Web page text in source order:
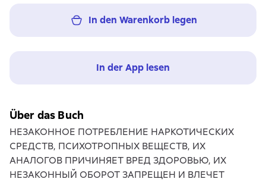
In den Warenkorb legen
In der App lesen
Über das Buch
НЕЗАКОННОЕ ПОТРЕБЛЕНИЕ НАРКОТИЧЕСКИХ
СРЕДСТВ, ПСИХОТРОПНЫХ ВЕЩЕСТВ, ИХ
АНАЛОГОВ ПРИЧИНЯЕТ ВРЕД ЗДОРОВЬЮ, ИХ
НЕЗАКОННЫЙ ОБОРОТ ЗАПРЕЩЕН И ВЛЕЧЕТ